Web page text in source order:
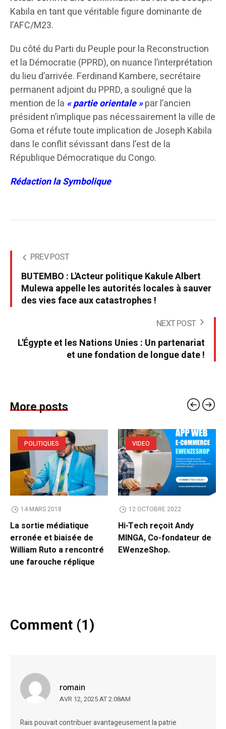
Kabila en tant que véritable figure dominante de
l’AFC/M23.
Du côté du Parti du Peuple pour la Reconstruction
et la Démocratie (PPRD), on nuance l’interprétation
du lieu d’arrivée. Ferdinand Kambere, secrétaire
permanent adjoint du PPRD, a souligné que la
mention de la « partie orientale »par l’ancien
président n’implique pas nécessairement la ville de
Goma et réfute toute implication de Joseph Kabila
dans le conflit sévissant dans l’est de la
République Démocratique du Congo.
Rédaction la Symbolique
PREV POST
BUTEMBO : L'Acteur politique Kakule Albert
Mulewa appelle les autorités locales à sauver
des vies face aux catastrophes !
NEXT POST
L'Égypte et les Nations Unies : Un partenariat
et une fondation de longue date !
More posts
POLITIQUES
14 MARS 2018
La sortie médiatique
erronée et biaisée de
William Ruto a rencontré
une farouche réplique
VIDEO
12 OCTOBRE 2022
Hi-Tech reçoit Andy
MINGA, Co-fondateur de
EWenzeShop.
Comment (1)
romain
AVR 12, 2025 AT 2:08AM
Rais pouvait contribuer avantageusement la patrie